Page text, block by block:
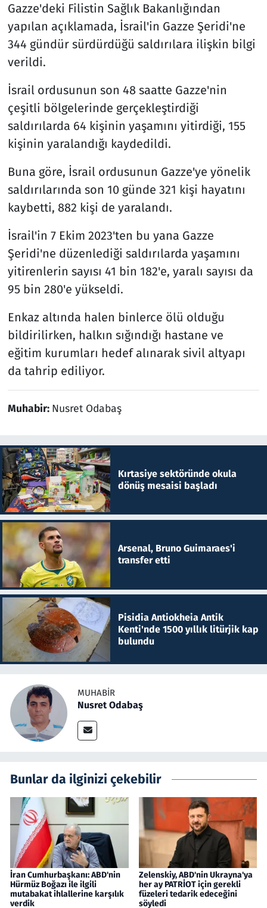
Gazze'deki Filistin Sağlık Bakanlığından
yapılan açıklamada, İsrail'in Gazze Şeridi'ne
344 gündür sürdürdüğü saldırılara ilişkin bilgi
verildi.
İsrail ordusunun son 48 saatte Gazze'nin
çeşitli bölgelerinde gerçekleştirdiği
saldırılarda 64 kişinin yaşamını yitirdiği, 155
kişinin yaralandığı kaydedildi.
Buna göre, İsrail ordusunun Gazze'ye yönelik
saldırılarında son 10 günde 321 kişi hayatını
kaybetti, 882 kişi de yaralandı.
İsrail'in 7 Ekim 2023'ten bu yana Gazze
Şeridi'ne düzenlediği saldırılarda yaşamını
yitirenlerin sayısı 41 bin 182'e, yaralı sayısı da
95 bin 280'e yükseldi.
Enkaz altında halen binlerce ölü olduğu
bildirilirken, halkın sığındığı hastane ve
eğitim kurumları hedef alınarak sivil altyapı
da tahrip ediliyor.
Muhabir: Nusret Odabaş
Kırtasiye sektöründe okula
dönüş mesaisi başladı
Arsenal, Bruno Guimaraes'i
transfer etti
Pisidia Antiokheia Antik
Kenti'nde 1500 yıllık litürjik kap
bulundu
MUHABIR
Nusret Odabaş
Bunlar da ilginizi çekebilir
İran Cumhurbaşkanı: ABD'nin
Hürmüz Boğazı ile ilgili
mutabakat ihlallerine karşılık
verdik
Zelenskiy, ABD'nin Ukrayna'ya
her ay PATRİOT için gerekli
füzeleri tedarik edeceğini
söyledi
Spor
Teknoloji ve Bilim